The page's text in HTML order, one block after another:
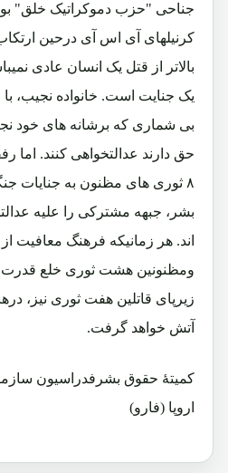
جناحی "حزب دموکراتیک خلق"
کرنیلهای آی اس آی درحین
بالاتر از قتل یک انسان عادی
یک جنایت است. خانواده نجیب،
بی شماری که برشانه های خود
حق دارند عدالتخواهی کنند. اما
۸ ثوری های مظنون به جنایات
بشر، جبهه مشترکی را علیه
اند. هر زمانیکه فرهنگ معافیت از
ومظنونین هشت ثوری خلع قدرت
زیرپای قاتلین هفت ثوری نیز،
آتش خواهد گرفت.
کمیتۀ حقوق بشرفدراسیون
اروپا (فارو)